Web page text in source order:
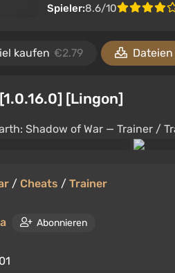
Spieler:8.6/10
kaufen €2.79 Dateien
[Lingon]
/ Cheats / Trainer
Abonnieren